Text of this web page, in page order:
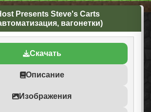
Presents Steve's Carts
вагонетки)
Скачать
Описание
Изображения